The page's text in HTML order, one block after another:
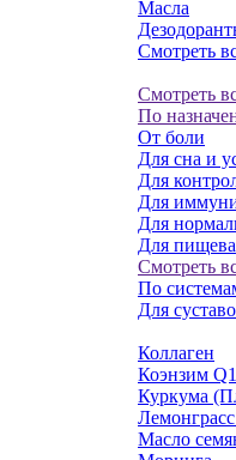
Масла
Смотреть
Смотреть
По
От боли
Для сна и
Для
Для
Для
Для
Смотреть
По
Для
Коллаген
Коэнзим
Куркума
Масло